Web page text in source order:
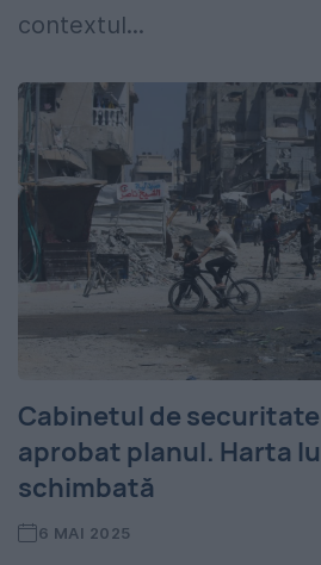
contextul...
Cabinetul de
aprobat planul. Harta
schimbată
6 MAI 2025